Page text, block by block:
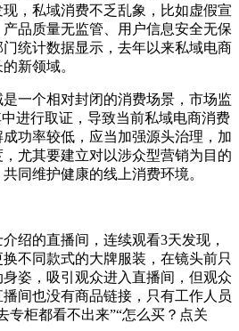
现，私域消费不乏乱象，比如虚假宣
品质量无监管、用户信息安全无保
统计数据显示，去年以来私域电商
新领域。
一个相对封闭的消费场景，市场监
进行取证，导致当前私域电商消费
功率较低，应当加强源头治理，加
尤其要建立对以涉众型营销为目的
同维护健康的线上消费环境。
绍的直播间，连续观看3天发现，
不同款式的大牌服装，在镜头前只
姿，吸引观众进入直播间，但观众
间也没有商品链接，只有工作人员
专柜都看不出来”“怎么买？点关